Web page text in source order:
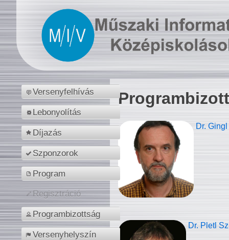
Versenyfelhívás
Lebonyolítás
Díjazás
Szponzorok
Program
Regisztráció
Programbizottság
Versenyhelyszín
Dr.
Dr. Pletl